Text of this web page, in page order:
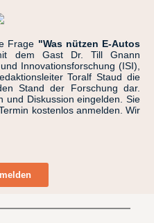
Frage "Was nützen E-Autos
dem Gast Dr. Till Gnann
Innovationsforschung (ISI),
Toralf Staud die
Stand der Forschung dar.
und Diskussion eingelden. Sie
kostenlos anmelden. Wir